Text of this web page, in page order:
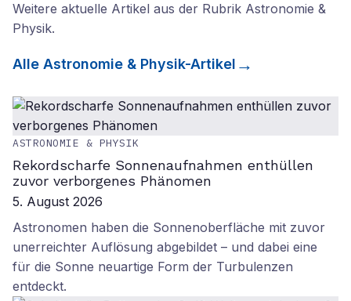
Weitere aktuelle Artikel aus der Rubrik Astronomie &
Physik.
Alle Astronomie & Physik-Artikel
ASTRONOMIE & PHYSIK
Rekordscharfe Sonnenaufnahmen enthüllen
zuvor verborgenes Phänomen
5. August 2026
Astronomen haben die Sonnenoberfläche mit zuvor
unerreichter Auflösung abgebildet – und dabei eine
für die Sonne neuartige Form der Turbulenzen
entdeckt.